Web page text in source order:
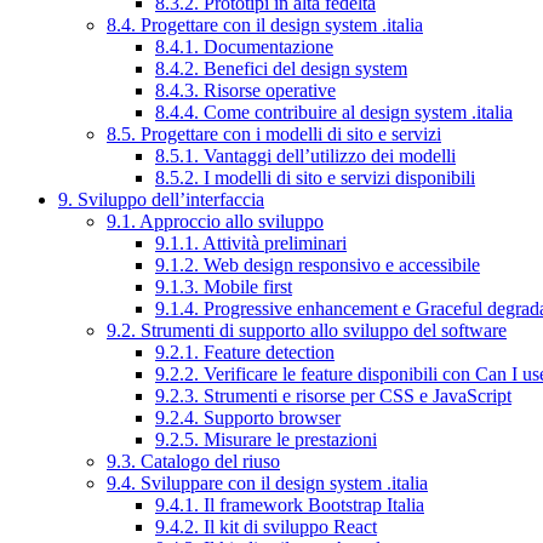
8.4. Progettare con il design system .italia
8.4.1. Documentazione
8.4.2. Benefici del design system
8.4.3. Risorse operative
8.4.4. Come contribuire al design system .italia
8.5. Progettare con i modelli di sito e servizi
8.5.1. Vantaggi dell’utilizzo dei modelli
8.5.2. I modelli di sito e servizi disponibili
9. Sviluppo dell’interfaccia
9.1. Approccio allo sviluppo
9.1.1. Attività preliminari
9.1.2. Web design responsivo e accessibile
9.1.3. Mobile first
9.1.4. Progressive enhancement e Graceful
9.2. Strumenti di supporto allo sviluppo del software
9.2.1. Feature detection
9.2.2. Verificare le feature disponibili con Can I
9.2.3. Strumenti e risorse per CSS e JavaScript
9.2.4. Supporto browser
9.2.5. Misurare le prestazioni
9.3. Catalogo del riuso
9.4. Sviluppare con il design system .italia
9.4.1. Il framework Bootstrap Italia
9.4.2. Il kit di sviluppo React